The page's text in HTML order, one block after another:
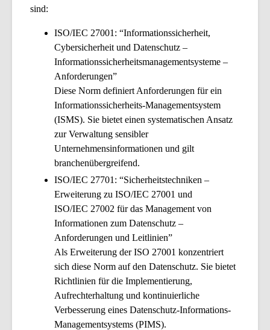
sind:
ISO/IEC 27001: “Informationssicherheit,
Cybersicherheit und Datenschutz –
Informationssicherheitsmanagementsysteme –
Anforderungen”
Diese Norm definiert Anforderungen für ein
Informationssicherheits-Managementsystem
(ISMS). Sie bietet einen systematischen Ansatz
zur Verwaltung sensibler
Unternehmensinformationen und gilt
branchenübergreifend.
ISO/IEC 27701: “Sicherheitstechniken –
Erweiterung zu ISO/IEC 27001 und
ISO/IEC 27002 für das Management von
Informationen zum Datenschutz –
Anforderungen und Leitlinien”
Als Erweiterung der ISO 27001 konzentriert
sich diese Norm auf den Datenschutz. Sie bietet
Richtlinien für die Implementierung,
Aufrechterhaltung und kontinuierliche
Verbesserung eines Datenschutz-Informations-
Managementsystems (PIMS).